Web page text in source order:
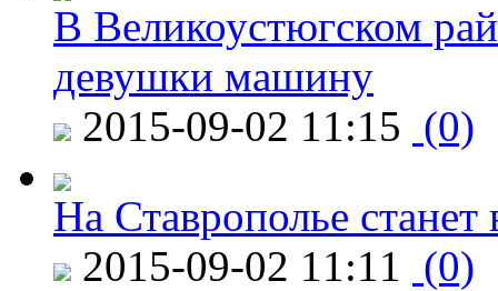
В Великоустюгском
девушки машину
2015-09-02 11:15 (0)
На Ставрополье
2015-09-02 11:11 (0)